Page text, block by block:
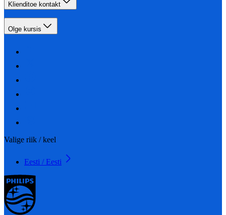
Klienditoe kontakt
Olge kursis
Valige riik / keel
Eesti / Eesti